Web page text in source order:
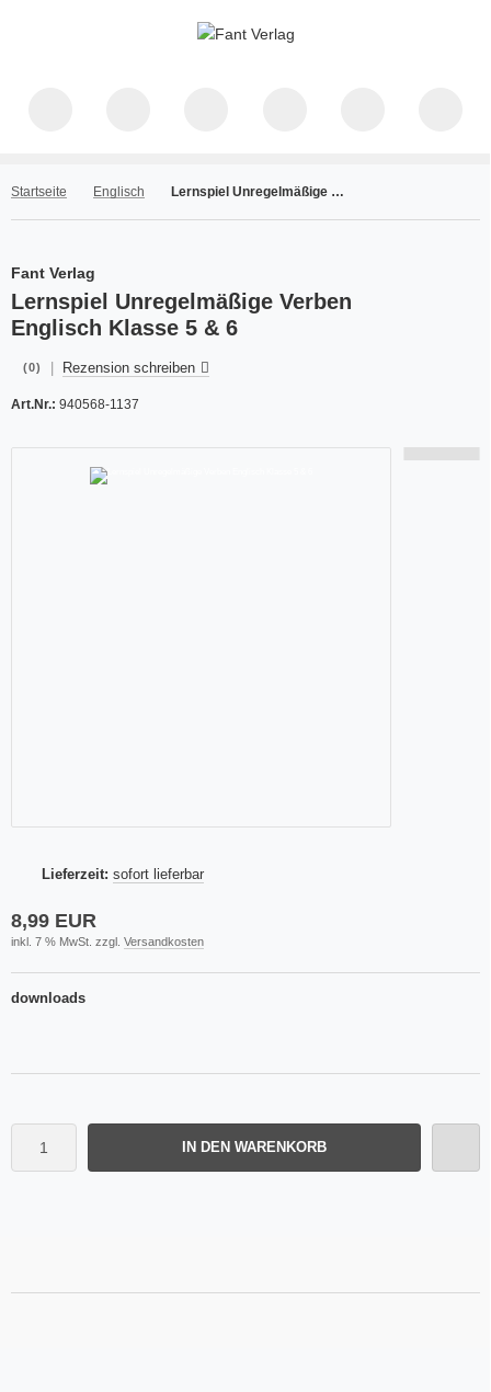
Startseite Englisch Lernspiel Unregelmäßige Verben Englisch Klasse 5 & 6
Fant Verlag
Lernspiel Unregelmäßige Verben
Englisch Klasse 5 & 6
(0) Rezension schreiben
Art.Nr.: 940568-1137
Lieferzeit: sofort lieferbar
8,99 EUR
inkl. 7 % MwSt. zzgl. Versandkosten
downloads
IN DEN WARENKORB